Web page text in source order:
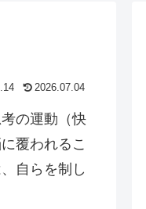
2026.07.04
の運動（快
覆われるこ
自らを制し